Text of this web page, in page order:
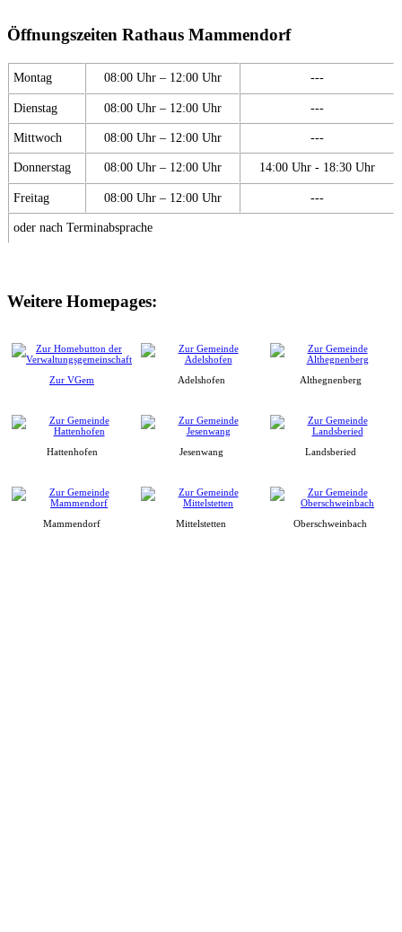
Öffnungszeiten Rathaus Mammendorf
Montag 08:00 Uhr – 12:00 Uhr ---
Dienstag 08:00 Uhr – 12:00 Uhr ---
Mittwoch 08:00 Uhr – 12:00 Uhr ---
Donnerstag 08:00 Uhr – 12:00 Uhr 14:00 Uhr - 18:30 Uhr
Freitag 08:00 Uhr – 12:00 Uhr ---
oder nach Terminabsprache
Weitere Homepages:
Zur VGem Adelshofen Althegnenberg
Hattenhofen Jesenwang Landsberied
Mammendorf Mittelstetten Oberschweinbach